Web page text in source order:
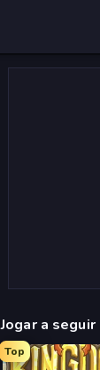
Jogar a seguir
Top